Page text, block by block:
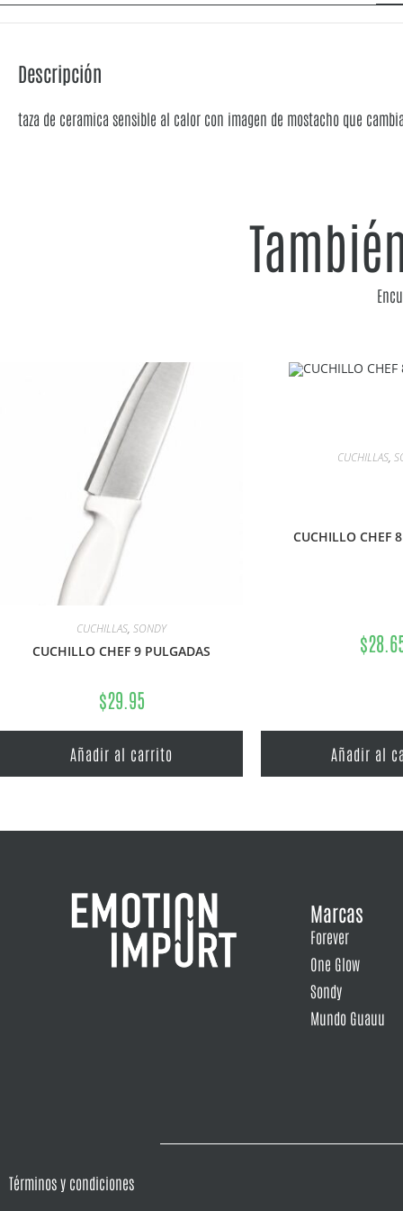
Descripción
taza de ceramica sensible al calor con imagen de mostacho que
CUCHILLAS, SONDY
CUCHILLO CHEF 9 PULGADAS
$29.95
Añadir al carrito
CUCHILLAS,
CUCHILLO CHEF
$
Añadir al
Marcas
Forever
One Glow
Sondy
Mundo Guauu
Términos y condiciones